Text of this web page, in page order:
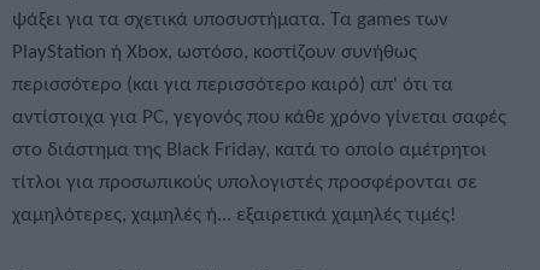
ψάξει για τα σχετικά υποσυστήματα. Τα games των
PlayStation ή Xbox, ωστόσο, κοστίζουν συνήθως
περισσότερο (και για περισσότερο καιρό) απ' ότι τα
αντίστοιχα για PC, γεγονός που κάθε χρόνο γίνεται σαφές
στο διάστημα της Black Friday, κατά το οποίο αμέτρητοι
τίτλοι για προσωπικούς υπολογιστές προσφέρονται σε
χαμηλότερες, χαμηλές ή... εξαιρετικά χαμηλές τιμές!